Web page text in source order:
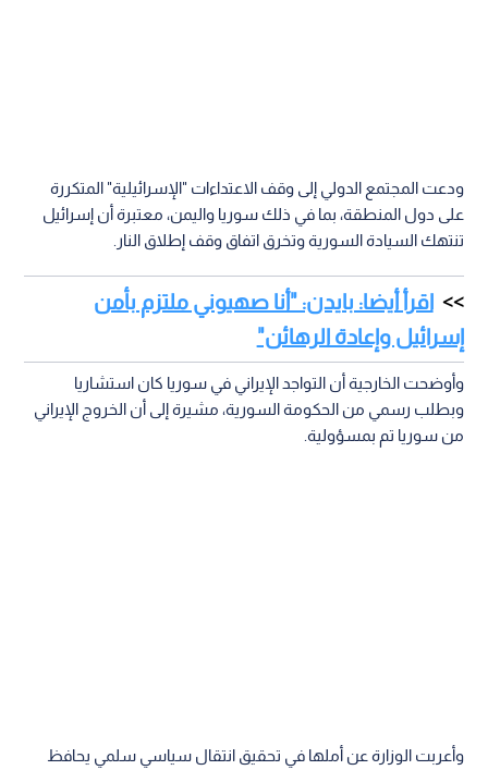
ودعت المجتمع الدولي إلى وقف الاعتداءات "الإسرائيلية" المتكررة
على دول المنطقة، بما في ذلك سوريا واليمن، معتبرة أن إسرائيل
تنتهك السيادة السورية وتخرق اتفاق وقف إطلاق النار.
اقرأ أيضا: بايدن: "أنا صهيوني ملتزم بأمن
إسرائيل وإعادة الرهائن"
وأوضحت الخارجية أن التواجد الإيراني في سوريا كان استشاريا
وبطلب رسمي من الحكومة السورية، مشيرة إلى أن الخروج الإيراني
من سوريا تم بمسؤولية.
وأعربت الوزارة عن أملها في تحقيق انتقال سياسي سلمي يحافظ